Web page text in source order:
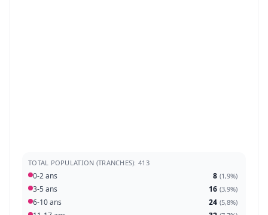
TOTAL POPULATION (TRANCHES): 413
0-2 ans 8 (1,9%)
3-5 ans 16 (3,9%)
6-10 ans 24 (5,8%)